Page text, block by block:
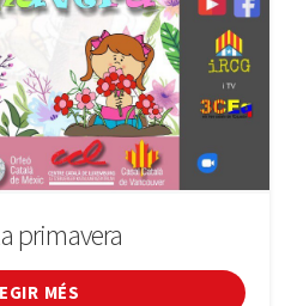
primavera
MÉS